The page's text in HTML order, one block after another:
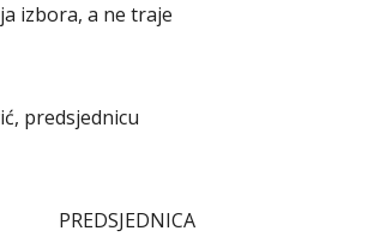
izbora, a ne traje
predsjednicu
PREDSJEDNICA